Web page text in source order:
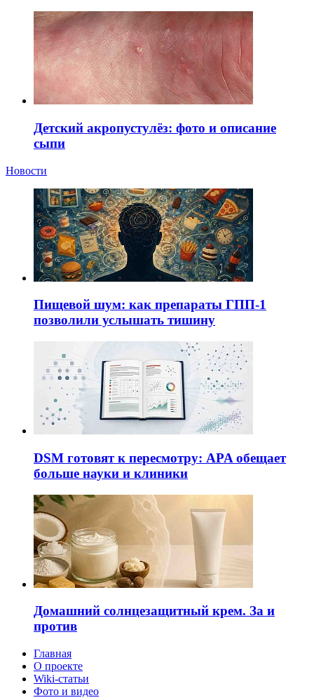
Детский акропустулёз: фото и описание
сыпи
Новости
Пищевой шум: как препараты ГПП-1
позволили услышать тишину
DSM готовят к пересмотру: APA обещает
больше науки и клиники
Домашний солнцезащитный крем. За и
против
Главная
О проекте
Wiki-статьи
Фото и видео